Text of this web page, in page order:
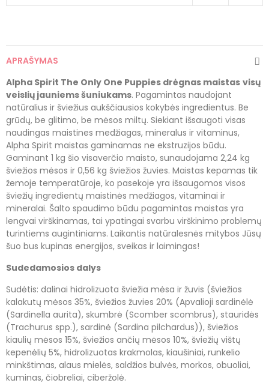
APRAŠYMAS
Alpha Spirit The Only One Puppies drėgnas maistas visų
veislių jauniems šuniukams. Pagamintas naudojant
natūralius ir šviežius aukščiausios kokybės ingredientus. Be
grūdų, be glitimo, be mėsos miltų. Siekiant išsaugoti visas
naudingas maistines medžiagas, mineralus ir vitaminus,
Alpha Spirit maistas gaminamas ne ekstruzijos būdu.
Gaminant 1 kg šio visaverčio maisto, sunaudojama 2,24 kg
šviežios mėsos ir 0,56 kg šviežios žuvies. Maistas kepamas tik
žemoje temperatūroje, ko pasekoje yra išsaugomos visos
šviežių ingredientų maistinės medžiagos, vitaminai ir
mineralai. Šalto spaudimo būdu pagamintas maistas yra
lengvai virškinamas, tai ypatingai svarbu virškinimo problemų
turintiems augintiniams. Laikantis natūralesnės mitybos Jūsų
šuo bus kupinas energijos, sveikas ir laimingas!
Sudedamosios dalys
Sudėtis: dalinai hidrolizuota šviežia mėsa ir žuvis (šviežios
kalakutų mėsos 35%, šviežios žuvies 20% (Apvalioji sardinėlė
(Sardinella aurita), skumbrė (Scomber scombrus), stauridės
(Trachurus spp.), sardinė (Sardina pilchardus)), šviežios
kiaulių mėsos 15%, šviežios ančių mėsos 10%, šviežių vištų
kepenėlių 5%, hidrolizuotas krakmolas, kiaušiniai, runkelio
minkštimas, alaus mielės, saldžios bulvės, morkos, obuoliai,
kuminas, čiobreliai, ciberžolė.